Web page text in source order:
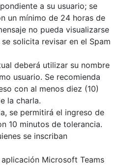
a su usuario; se
un mínimo de 24 horas de
no pueda visualizarse
solicita revisar en el Spam
deberá utilizar su nombre
usuario. Se recomienda
con al menos diez (10)
la charla.
se permitirá el ingreso de
10 minutos de tolerancia.
se inscriban
Microsoft Teams